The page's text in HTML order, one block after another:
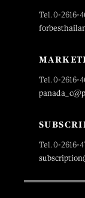
Tel. 0-2616-
Tel. 0-2616-
Tel. 0-2616-